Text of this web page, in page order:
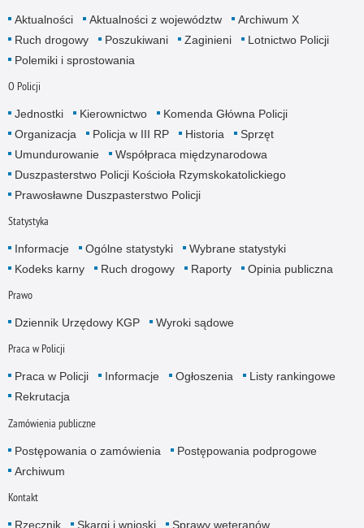
Aktualności Aktualności z województw
Archiwum X
Ruch drogowy
Poszukiwani Zaginieni
Lotnictwo Policji
Polemiki i sprostowania
O Policji
Jednostki Kierownictwo
Komenda Główna Policji
Organizacja
Policja w III RP Historia
Sprzęt
Umundurowanie
Współpraca międzynarodowa
Duszpasterstwo Policji Kościoła Rzymskokatolickiego
Prawosławne Duszpasterstwo Policji
Statystyka
Informacje Ogólne statystyki
Wybrane statystyki
Kodeks karny
Ruch drogowy Raporty Opinia publiczna
Prawo
Dziennik Urzędowy KGP Wyroki sądowe
Praca w Policji
Praca w Policji Informacje Ogłoszenia
Listy rankingowe
Rekrutacja
Zamówienia publiczne
Postępowania o zamówienia
Postępowania podprogowe
Archiwum
Kontakt
Rzecznik Skargi i wnioski Sprawy weteranów